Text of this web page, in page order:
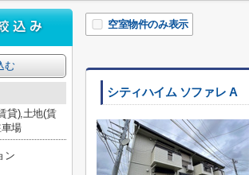
空室物件のみ表示
シティハイム ソファレ A
む
貸),土地(賃
場
ン